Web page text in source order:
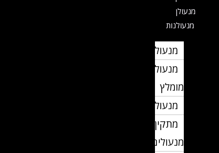
מנעולן
מנעולנות
מנעולן
מנעולן
מומלץ
מנעולנים
מתקין
מנעולים